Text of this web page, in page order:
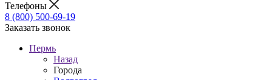
Телефоны
8 (800) 500-69-19
Заказать звонок
Пермь
Назад
Города